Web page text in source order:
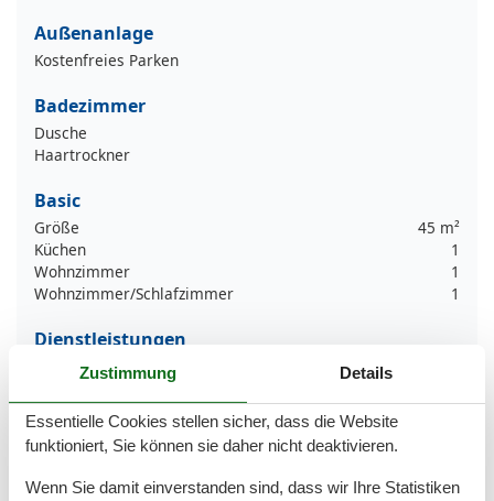
Außenanlage
Kostenfreies Parken
Badezimmer
Dusche
Haartrockner
Basic
Größe
45 m²
Küchen
1
Wohnzimmer
1
Wohnzimmer/Schlafzimmer
1
Dienstleistungen
Handtücher inkl.
Entfernung
Entfernung Wanderweg/Radweg >500m
Strandentfernung >500m
Zustimmung Details
Essentielle Cookies stellen sicher, dass die Website
funktioniert, Sie können sie daher nicht deaktivieren.
Wenn Sie damit einverstanden sind, dass wir Ihre Statistiken